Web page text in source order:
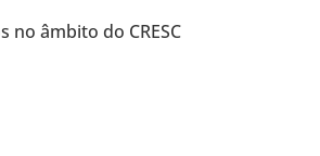
âmbito do CRESC